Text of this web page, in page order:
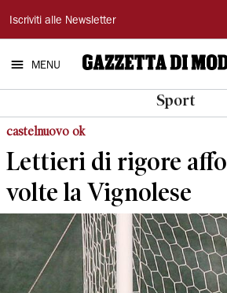
Gazzetta
di
Modena
Iscriviti alle Newsletter
MENU
Sport
castelnuovo ok
Lettieri di rigore
volte la Vignolese